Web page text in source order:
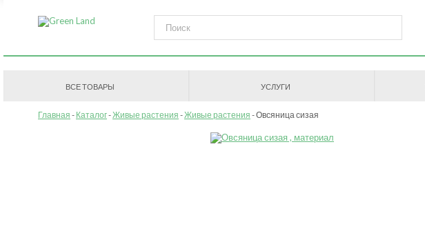
ВСЕ ТОВАРЫ УСЛУГИ
Главная Каталог Живые растения Живые растения Овсяница сизая